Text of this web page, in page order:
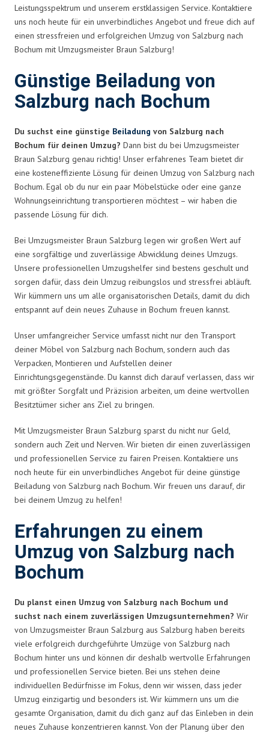
Leistungsspektrum und unserem erstklassigen Service. Kontaktiere
uns noch heute für ein unverbindliches Angebot und freue dich auf
einen stressfreien und erfolgreichen Umzug von Salzburg nach
Bochum mit Umzugsmeister Braun Salzburg!
Günstige Beiladung von
Salzburg nach Bochum
Du suchst eine günstige Beiladung von Salzburg nach
Bochum für deinen Umzug? Dann bist du bei Umzugsmeister
Braun Salzburg genau richtig! Unser erfahrenes Team bietet dir
eine kosteneffiziente Lösung für deinen Umzug von Salzburg nach
Bochum. Egal ob du nur ein paar Möbelstücke oder eine ganze
Wohnungseinrichtung transportieren möchtest – wir haben die
passende Lösung für dich.
Bei Umzugsmeister Braun Salzburg legen wir großen Wert auf
eine sorgfältige und zuverlässige Abwicklung deines Umzugs.
Unsere professionellen Umzugshelfer sind bestens geschult und
sorgen dafür, dass dein Umzug reibungslos und stressfrei abläuft.
Wir kümmern uns um alle organisatorischen Details, damit du dich
entspannt auf dein neues Zuhause in Bochum freuen kannst.
Unser umfangreicher Service umfasst nicht nur den Transport
deiner Möbel von Salzburg nach Bochum, sondern auch das
Verpacken, Montieren und Aufstellen deiner
Einrichtungsgegenstände. Du kannst dich darauf verlassen, dass wir
mit größter Sorgfalt und Präzision arbeiten, um deine wertvollen
Besitztümer sicher ans Ziel zu bringen.
Mit Umzugsmeister Braun Salzburg sparst du nicht nur Geld,
sondern auch Zeit und Nerven. Wir bieten dir einen zuverlässigen
und professionellen Service zu fairen Preisen. Kontaktiere uns
noch heute für ein unverbindliches Angebot für deine günstige
Beiladung von Salzburg nach Bochum. Wir freuen uns darauf, dir
bei deinem Umzug zu helfen!
Erfahrungen zu einem
Umzug von Salzburg nach
Bochum
Du planst einen Umzug von Salzburg nach Bochum und
suchst nach einem zuverlässigen Umzugsunternehmen? Wir
von Umzugsmeister Braun Salzburg aus Salzburg haben bereits
viele erfolgreich durchgeführte Umzüge von Salzburg nach
Bochum hinter uns und können dir deshalb wertvolle Erfahrungen
und professionellen Service bieten. Bei uns stehen deine
individuellen Bedürfnisse im Fokus, denn wir wissen, dass jeder
Umzug einzigartig und besonders ist. Wir kümmern uns um die
gesamte Organisation, damit du dich ganz auf das Einleben in dein
neues Zuhause konzentrieren kannst. Von der Planung über den